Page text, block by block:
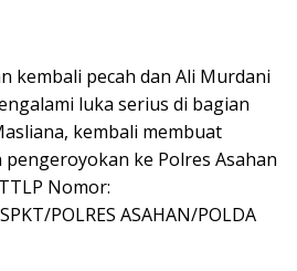
kembali pecah dan Ali Murdani
luka serius di bagian
kembali membuat
ke Polres Asahan
Nomor:
POLRES ASAHAN/POLDA